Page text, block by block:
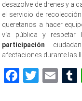
desazolve de drenes y
el servicio de
queretanos a hacer
vía pública y respetar
participación
afectaciones durante las